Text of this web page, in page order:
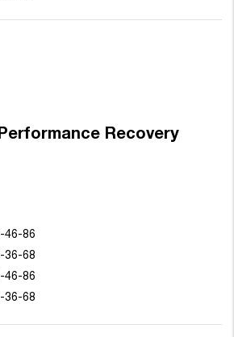
Recovery
46-86
36-68
46-86
36-68